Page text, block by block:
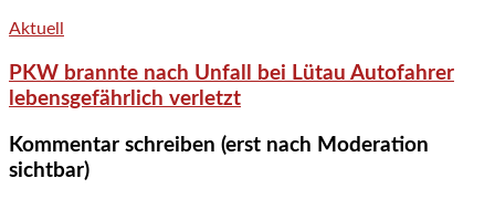
Aktuell
PKW brannte nach Unfall bei Lütau Autofahrer
lebensgefährlich verletzt
Kommentar schreiben (erst nach Moderation
sichtbar)